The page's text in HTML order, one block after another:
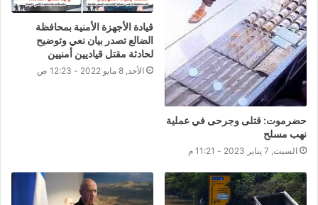
حضرموت: قتلى وجرحى في عملية
نهب مسلح
السبت, 7 يناير 2023 - 11:21 م
قيادة الأجهزة الأمنية بمحافظة
الضالع تصدر بيان نعي وتوضيح
لحادثة مقتل قياديين أمنيين
الأحد, 8 مايو 2022 - 12:23 ص